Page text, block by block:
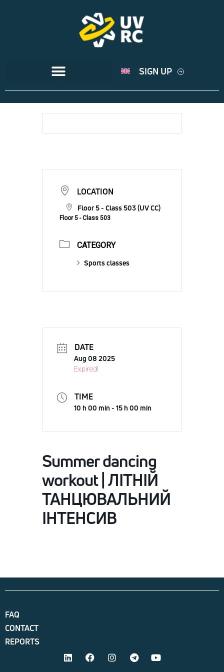
SIGN UP
LOCATION
Floor 5 - Class 503 (UV CC)
Floor 5 - Class 503
CATEGORY
Sports classes
DATE
Aug 08 2025
Expired!
TIME
10 h 00 min - 15 h 00 min
Summer dancing
workout | ЛІТНІЙ
ТАНЦЮВАЛЬНИЙ
ІНТЕНСИВ
FAQ
CONTACT
REPORTS